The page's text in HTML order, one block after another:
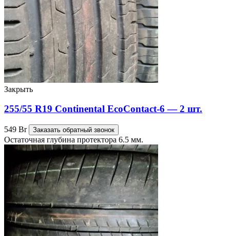
Закрыть
255/55 R19 Continental EcoContact-6 — 2 шт.
549 Br Заказать обратный звонок
Остаточная глубина протектора 6.5 мм.